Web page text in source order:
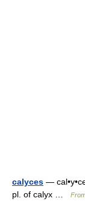
calyces —
pl. of calyx …